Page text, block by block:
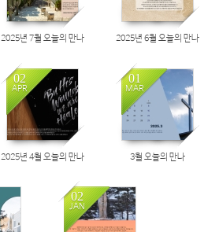
2025년 7월 오늘의 만나 2025년 6월 오늘의 만나
02
APR
2025년 4월 오늘의 만나
01
MAR
3월 오늘의 만나
02
JAN